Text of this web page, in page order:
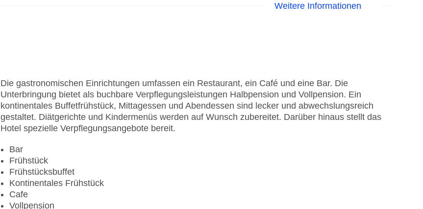
Pools:Kinderbecken, Outdoor Pool, Sonnenschirme am Pool, Liegen am Pool
Zahlungsarten: American Express, Mastercard, Visa
Landeskategorie: 5 Sterne
Weitere Informationen
Die gastronomischen Einrichtungen umfassen ein Restaurant, ein Café und eine Bar. Die
Unterbringung bietet als buchbare Verpflegungsleistungen Halbpension und Vollpension. Ein
kontinentales Buffetfrühstück, Mittagessen und Abendessen sind lecker und abwechslungsreich
gestaltet. Diätgerichte und Kindermenüs werden auf Wunsch zubereitet. Darüber hinaus stellt das
Hotel spezielle Verpflegungsangebote bereit.
Bar
Frühstück
Frühstücksbuffet
Kontinentales Frühstück
Cafe
Vollpension